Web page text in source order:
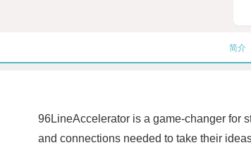
简介
96LineAccelerator is a game-changer for
and connections needed to take their